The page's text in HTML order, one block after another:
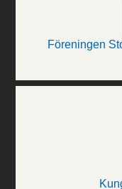
Föreningen